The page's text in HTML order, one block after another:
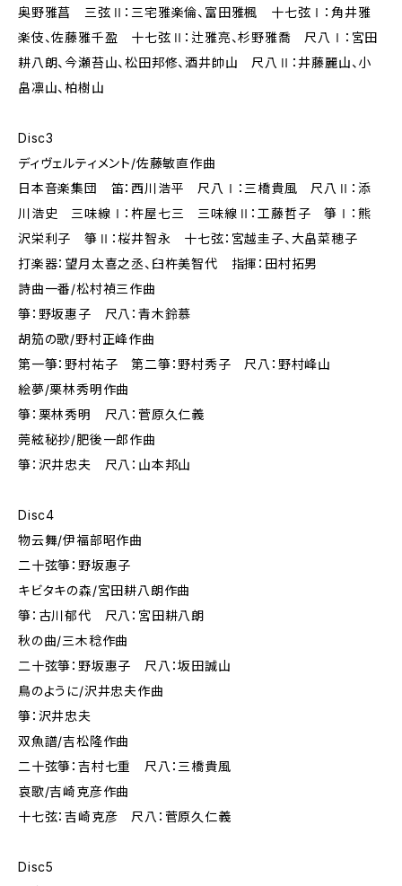
奥野雅菖 三弦Ⅱ：三宅雅楽倫、富田雅楓 十七弦Ⅰ：角井雅
楽伎、佐藤雅千盈 十七弦Ⅱ：辻雅亮、杉野雅喬 尺八Ⅰ：宮田
耕八朗、今瀬苔山、松田邦修、酒井帥山 尺八Ⅱ：井藤麗山、小
畠凛山、柏樹山
Disc3
ディヴェルティメント/佐藤敏直作曲
日本音楽集団 笛：西川浩平 尺八Ⅰ：三橋貴風 尺八Ⅱ：添
川浩史 三味線Ⅰ：杵屋七三 三味線Ⅱ：工藤哲子 箏Ⅰ：熊
沢栄利子 箏Ⅱ：桜井智永 十七弦：宮越圭子、大畠菜穂子
打楽器：望月太喜之丞、臼杵美智代 指揮：田村拓男
詩曲一番/松村禎三作曲
箏：野坂惠子 尺八：青木鈴慕
胡笳の歌/野村正峰作曲
第一箏：野村祐子 第二箏：野村秀子 尺八：野村峰山
絵夢/栗林秀明作曲
箏：栗林秀明 尺八：菅原久仁義
莞絃秘抄/肥後一郎作曲
箏：沢井忠夫 尺八：山本邦山
Disc4
物云舞/伊福部昭作曲
二十弦箏：野坂惠子
キビタキの森/宮田耕八朗作曲
箏：古川郁代 尺八：宮田耕八朗
秋の曲/三木稔作曲
二十弦箏：野坂惠子 尺八：坂田誠山
鳥のように/沢井忠夫作曲
箏：沢井忠夫
双魚譜/吉松隆作曲
二十弦箏：吉村七重 尺八：三橋貴風
哀歌/吉崎克彦作曲
十七弦：吉崎克彦 尺八：菅原久仁義
Disc5